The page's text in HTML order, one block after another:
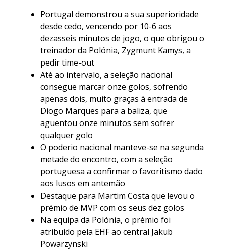
Portugal demonstrou a sua superioridade
desde cedo, vencendo por 10-6 aos
dezasseis minutos de jogo, o que obrigou o
treinador da Polónia, Zygmunt Kamys, a
pedir time-out
Até ao intervalo, a seleção nacional
consegue marcar onze golos, sofrendo
apenas dois, muito graças à entrada de
Diogo Marques para a baliza, que
aguentou onze minutos sem sofrer
qualquer golo
O poderio nacional manteve-se na segunda
metade do encontro, com a seleção
portuguesa a confirmar o favoritismo dado
aos lusos em antemão
Destaque para Martim Costa que levou o
prémio de MVP com os seus dez golos
Na equipa da Polónia, o prémio foi
atribuído pela EHF ao central Jakub
Powarzynski